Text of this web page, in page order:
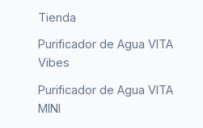
Tienda
Purificador de Agua VITA
Vibes
Purificador de Agua VITA
MINI